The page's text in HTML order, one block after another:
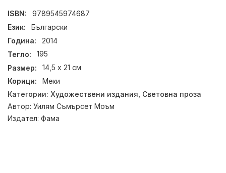
ISBN:
9789545974687
Език:
Български
Година:
2014
Тегло:
195
Размер:
14,5 х 21 см
Корици:
Меки
Категории: Художествени издания Световна проза
Автор: Уилям Съмърсет Моъм
Издател: Фама